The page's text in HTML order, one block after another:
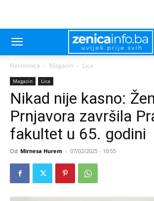
Naslovnica Magazin Lica
Magazin Lica
Nikad nije kasno:
Prnjavora završila
fakultet u 65. godini
Od Mirnesa Hurem - 07/02/2025 - 10:55